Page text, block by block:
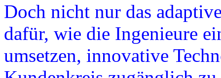
Doch nicht nur das
dafür, wie die Ingenieure
umsetzen, innovative